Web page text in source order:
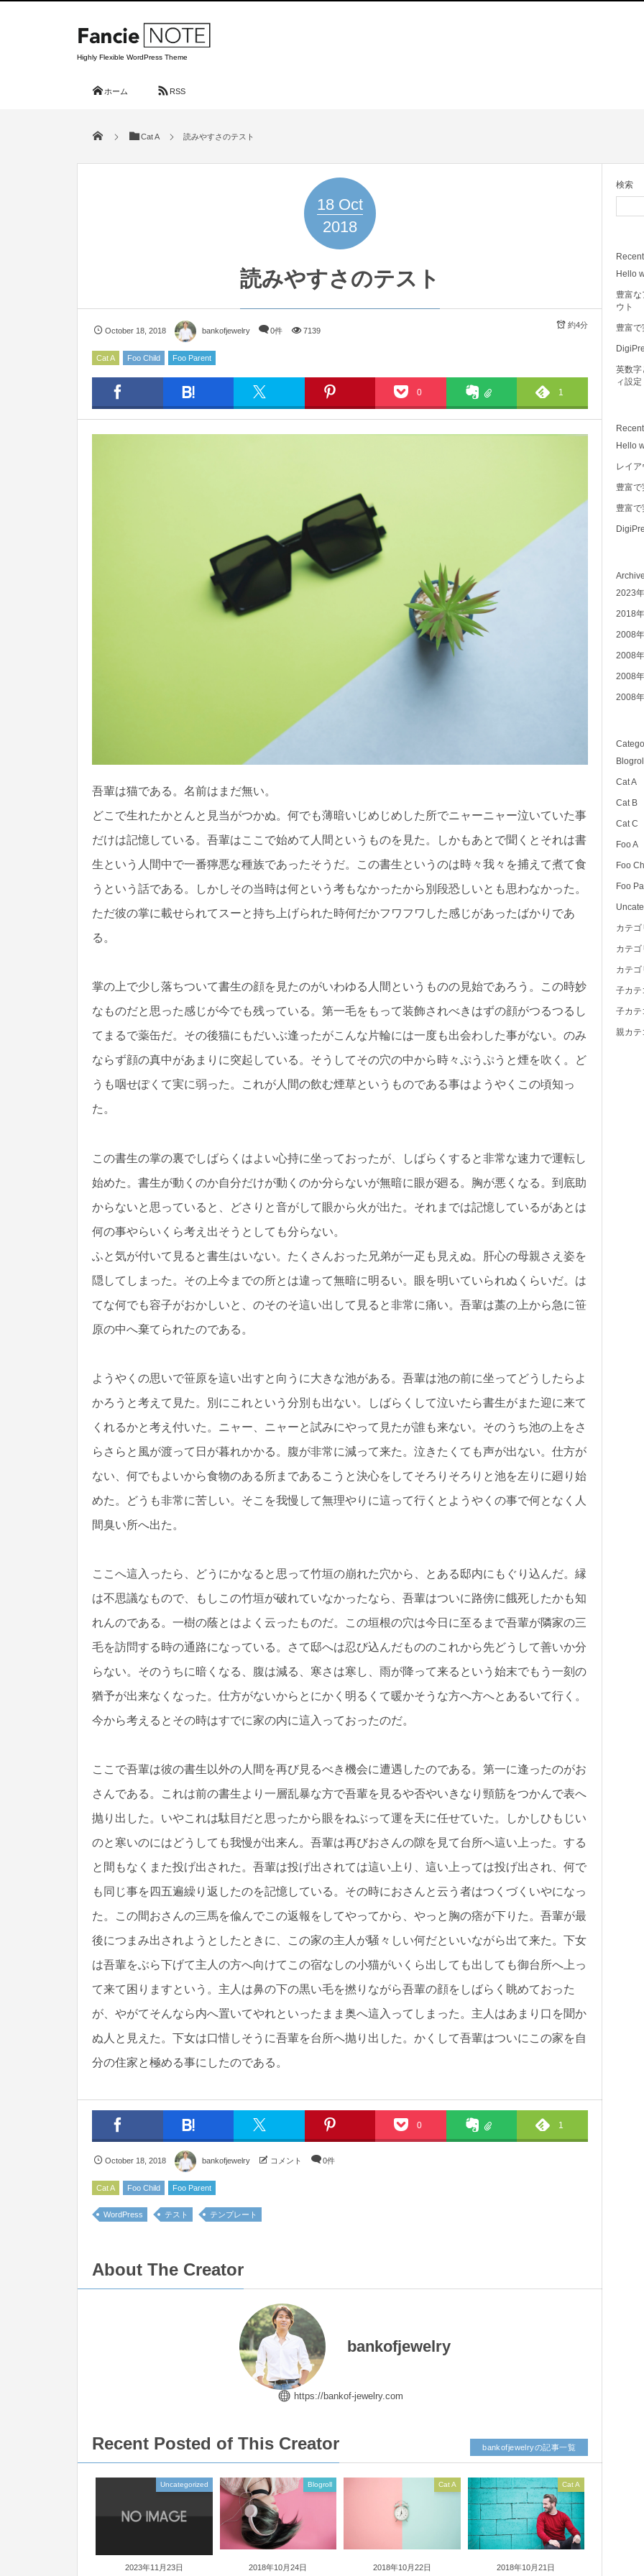
Highly Flexible WordPress Theme
ホーム RSS
Cat A 読みやすさのテスト
18 Oct
2018
読みやすさのテスト
October 18 ,2018 bankofjewelry 0件 7139
約4分
Cat A Foo Child Foo Parent
0 1
吾輩は猫である。名前はまだ無い。
どこで生れたかとんと見当がつかぬ。何でも薄暗いじめじめした所でニャーニャー泣いていた事
だけは記憶している。吾輩はここで始めて人間というものを見た。しかもあとで聞くとそれは書
生という人間中で一番獰悪な種族であったそうだ。この書生というのは時々我々を捕えて煮て食
うという話である。しかしその当時は何という考もなかったから別段恐しいとも思わなかった。
ただ彼の掌に載せられてスーと持ち上げられた時何だかフワフワした感じがあったばかりであ
る。
掌の上で少し落ちついて書生の顔を見たのがいわゆる人間というものの見始であろう。この時妙
なものだと思った感じが今でも残っている。第一毛をもって装飾されべきはずの顔がつるつるし
てまるで薬缶だ。その後猫にもだいぶ逢ったがこんな片輪には一度も出会わした事がない。のみ
ならず顔の真中があまりに突起している。そうしてその穴の中から時々ぷうぷうと煙を吹く。ど
うも咽せぽくて実に弱った。これが人間の飲む煙草というものである事はようやくこの頃知っ
た。
この書生の掌の裏でしばらくはよい心持に坐っておったが、しばらくすると非常な速力で運転し
始めた。書生が動くのか自分だけが動くのか分らないが無暗に眼が廻る。胸が悪くなる。到底助
からないと思っていると、どさりと音がして眼から火が出た。それまでは記憶しているがあとは
何の事やらいくら考え出そうとしても分らない。
ふと気が付いて見ると書生はいない。たくさんおった兄弟が一疋も見えぬ。肝心の母親さえ姿を
隠してしまった。その上今までの所とは違って無暗に明るい。眼を明いていられぬくらいだ。は
てな何でも容子がおかしいと、のそのそ這い出して見ると非常に痛い。吾輩は藁の上から急に笹
原の中へ棄てられたのである。
ようやくの思いで笹原を這い出すと向うに大きな池がある。吾輩は池の前に坐ってどうしたらよ
かろうと考えて見た。別にこれという分別も出ない。しばらくして泣いたら書生がまた迎に来て
くれるかと考え付いた。ニャー、ニャーと試みにやって見たが誰も来ない。そのうち池の上をさ
らさらと風が渡って日が暮れかかる。腹が非常に減って来た。泣きたくても声が出ない。仕方が
ない、何でもよいから食物のある所まであるこうと決心をしてそろりそろりと池を左りに廻り始
めた。どうも非常に苦しい。そこを我慢して無理やりに這って行くとようやくの事で何となく人
間臭い所へ出た。
ここへ這入ったら、どうにかなると思って竹垣の崩れた穴から、とある邸内にもぐり込んだ。縁
は不思議なもので、もしこの竹垣が破れていなかったなら、吾輩はついに路傍に餓死したかも知
れんのである。一樹の蔭とはよく云ったものだ。この垣根の穴は今日に至るまで吾輩が隣家の三
毛を訪問する時の通路になっている。さて邸へは忍び込んだもののこれから先どうして善いか分
らない。そのうちに暗くなる、腹は減る、寒さは寒し、雨が降って来るという始末でもう一刻の
猶予が出来なくなった。仕方がないからとにかく明るくて暖かそうな方へ方へとあるいて行く。
今から考えるとその時はすでに家の内に這入っておったのだ。
ここで吾輩は彼の書生以外の人間を再び見るべき機会に遭遇したのである。第一に逢ったのがお
さんである。これは前の書生より一層乱暴な方で吾輩を見るや否やいきなり頸筋をつかんで表へ
抛り出した。いやこれは駄目だと思ったから眼をねぶって運を天に任せていた。しかしひもじい
のと寒いのにはどうしても我慢が出来ん。吾輩は再びおさんの隙を見て台所へ這い上った。する
と間もなくまた投げ出された。吾輩は投げ出されては這い上り、這い上っては投げ出され、何で
も同じ事を四五遍繰り返したのを記憶している。その時におさんと云う者はつくづくいやになっ
た。この間おさんの三馬を偸んでこの返報をしてやってから、やっと胸の痞が下りた。吾輩が最
後につまみ出されようとしたときに、この家の主人が騒々しい何だといいながら出て来た。下女
は吾輩をぶら下げて主人の方へ向けてこの宿なしの小猫がいくら出しても出しても御台所へ上っ
て来て困りますという。主人は鼻の下の黒い毛を撚りながら吾輩の顔をしばらく眺めておった
が、やがてそんなら内へ置いてやれといったまま奥へ這入ってしまった。主人はあまり口を聞か
ぬ人と見えた。下女は口惜しそうに吾輩を台所へ抛り出した。かくして吾輩はついにこの家を自
分の住家と極める事にしたのである。
0 1
October 18 ,2018 bankofjewelry コメント 0件
Cat A Foo Child Foo Parent
WordPress テスト テンプレート
About The Creator
bankofjewelry
https://bankof-jewelry.com
Recent Posted of This Creator
2023年11月23日
Uncategorized
2018年10月24日
Blogroll
2018年10月22日
Cat A
2018年10月21日
Cat A
bankofjewelryの記事一覧
検索
Hello
豊富
ウト
豊富
英数字
ィ設定
Hello
レイア
豊富
豊富
2023
2018
2008
2008
2008
2008
Blogroll
Cat A
Cat B
Cat C
Foo A
Foo
Foo
カテゴ
カテゴ
カテゴ
子カテ
子カテ
親カテ